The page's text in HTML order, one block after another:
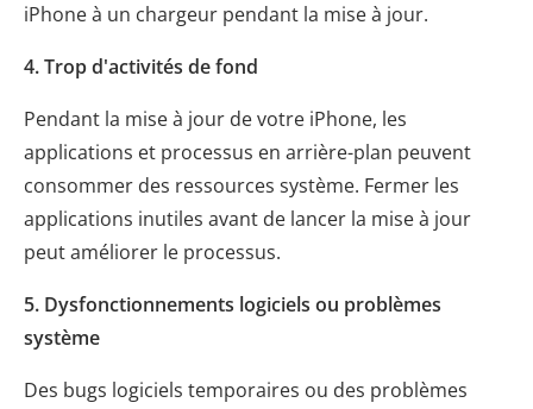
iPhone à un chargeur pendant la mise à jour.
4. Trop d'activités de fond
Pendant la mise à jour de votre iPhone, les
applications et processus en arrière-plan peuvent
consommer des ressources système. Fermer les
applications inutiles avant de lancer la mise à jour
peut améliorer le processus.
5. Dysfonctionnements logiciels ou problèmes
système
Des bugs logiciels temporaires ou des problèmes